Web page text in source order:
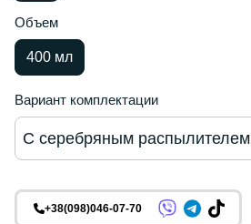
Объем
400 мл
Вариант комплектации
С серебряным распылителем
+38(098)046-07-70